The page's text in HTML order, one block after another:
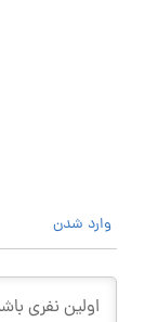
وارد شدن